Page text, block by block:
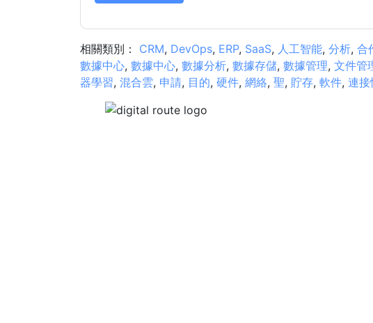
相關類別： CRM, DevOps, ERP, SaaS, 人工智能, 分析, 合
數據中心, 數據中心, 數據分析, 數據存儲, 數據管理, 文件管
器學習, 混合雲, 申請, 目的, 硬件, 網絡, 聖, 貯存, 軟件, 連接